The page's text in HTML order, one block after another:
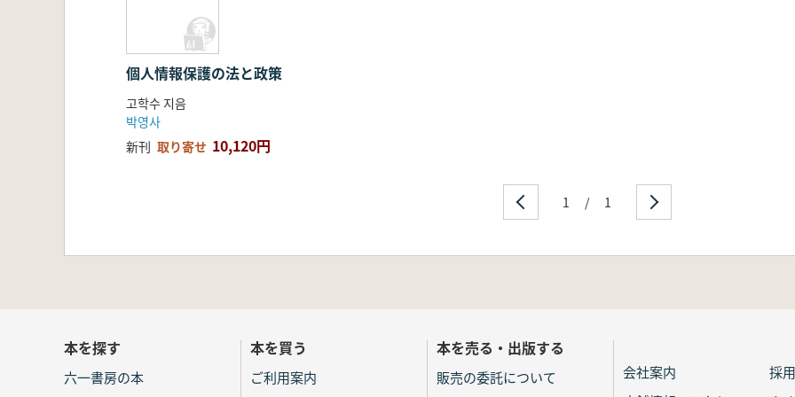
個人情報保護の法と政策
고학수 지음
박영사
新刊 取り寄せ 10,120円
1 / 1
本を探す
六一書房の本
本を買う
ご利用案内
本を売る・出版する
販売の委託について
会社案内
採